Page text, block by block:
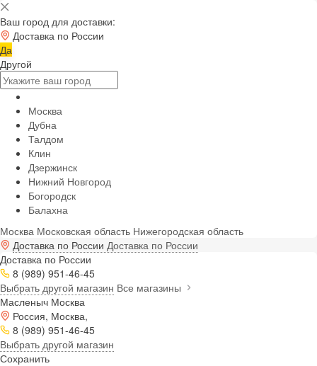
Ваш город для доставки:
Доставка по России
Да
Другой
Москва
Дубна
Талдом
Клин
Дзержинск
Нижний Новгород
Богородск
Балахна
Москва Московская область Нижегородская область
Доставка по России Доставка по России
Доставка по России
8 (989) 951-46-45
Выбрать другой магазин Все магазины
Масленыч Москва
Россия, Москва,
8 (989) 951-46-45
Выбрать другой магазин
Сохранить